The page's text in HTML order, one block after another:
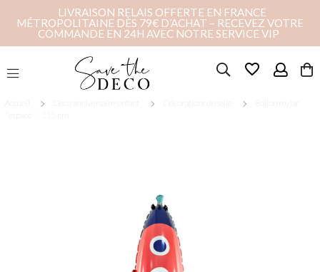
LIVRAISON RELAIS OFFERTE EN FRANCE
MÉTROPOLITAINE DÈS 79€ D’ACHAT – RECEVEZ VOTRE
COMMANDE EN 24H AVEC NOTRE SERVICE VIP
favorite_border
Accueil Deco anniversaire enfant Décorations de salle